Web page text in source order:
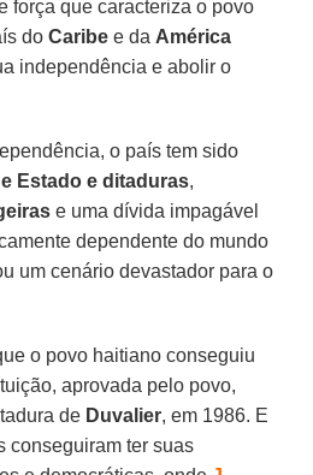
força que caracteriza o povo
doCaribe e da América
independência e abolir o
o país tem sido
Estado e ditaduras,
e uma dívida impagável
dependente do mundo
um cenário devastador para o
o povo haitiano conseguiu
aprovada pelo povo,
de Duvalier, em 1986. E
conseguiram ter suas